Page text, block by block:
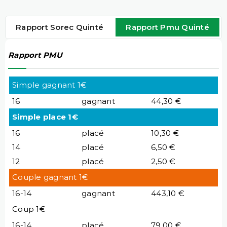
Rapport Sorec Quinté Rapport Pmu Quinté
Rapport PMU
Simple gagnant 1€
16
gagnant
44,30 €
Simple place 1€
16
placé
10,30 €
14
placé
6,50 €
12
placé
2,50 €
Couple gagnant 1€
16-14
gagnant
443,10 €
Coup 1€